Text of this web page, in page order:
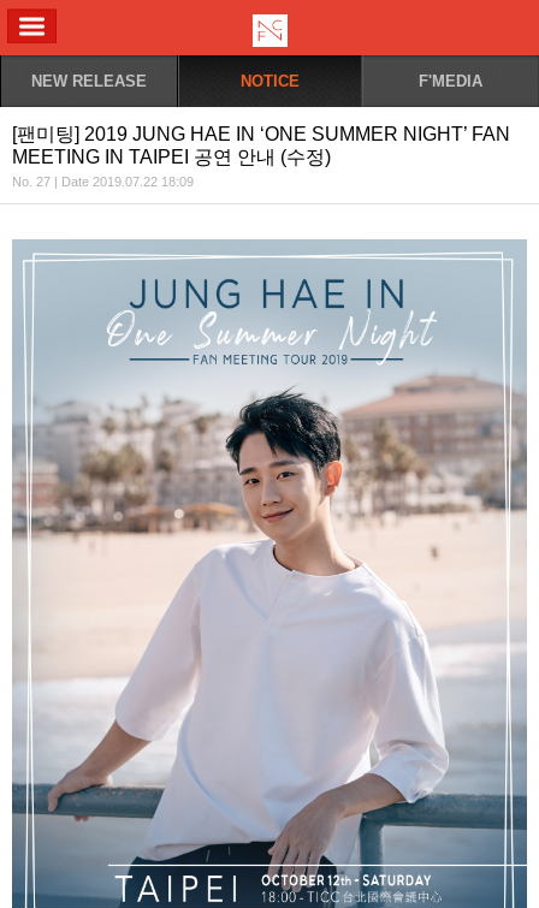
NEW RELEASE NOTICE F'MEDIA
[팬미팅] 2019 JUNG HAE IN ‘ONE SUMMER NIGHT’ FAN
MEETING IN TAIPEI 공연 안내 (수정)
No. 27 | Date 2019.07.22 18:09